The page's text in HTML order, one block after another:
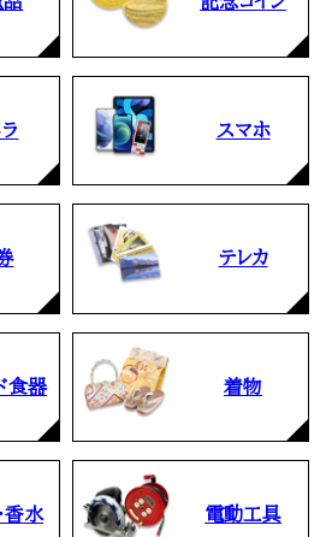
スマホ
テレカ
食器 着物
香水 電動工具